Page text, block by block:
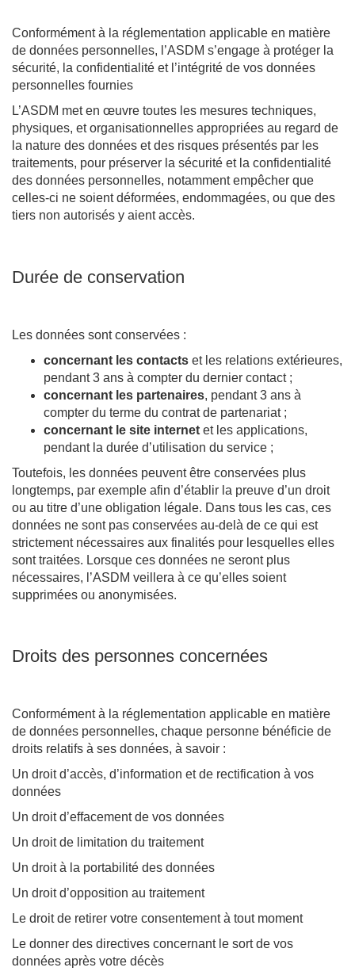
Conformément à la réglementation applicable en matière
de données personnelles, l’ASDM s’engage à protéger la
sécurité, la confidentialité et l’intégrité de vos données
personnelles fournies
L’ASDM met en œuvre toutes les mesures techniques,
physiques, et organisationnelles appropriées au regard de
la nature des données et des risques présentés par les
traitements, pour préserver la sécurité et la confidentialité
des données personnelles, notamment empêcher que
celles-ci ne soient déformées, endommagées, ou que des
tiers non autorisés y aient accès.
Durée de conservation
Les données sont conservées :
concernant les contacts et les relations extérieures,
pendant 3 ans à compter du dernier contact ;
concernant les partenaires, pendant 3 ans à
compter du terme du contrat de partenariat ;
concernant le site internet et les applications,
pendant la durée d’utilisation du service ;
Toutefois, les données peuvent être conservées plus
longtemps, par exemple afin d’établir la preuve d’un droit
ou au titre d’une obligation légale. Dans tous les cas, ces
données ne sont pas conservées au-delà de ce qui est
strictement nécessaires aux finalités pour lesquelles elles
sont traitées. Lorsque ces données ne seront plus
nécessaires, l’ASDM veillera à ce qu’elles soient
supprimées ou anonymisées.
Droits des personnes concernées
Conformément à la réglementation applicable en matière
de données personnelles, chaque personne bénéficie de
droits relatifs à ses données, à savoir :
Un droit d’accès, d’information et de rectification à vos
données
Un droit d’effacement de vos données
Un droit de limitation du traitement
Un droit à la portabilité des données
Un droit d’opposition au traitement
Le droit de retirer votre consentement à tout moment
Le donner des directives concernant le sort de vos
données après votre décès